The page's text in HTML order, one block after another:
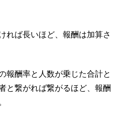
れば長いほど、報酬は加算さ
報酬率と人数が乗じた合計と
と繋がれば繋がるほど、報酬